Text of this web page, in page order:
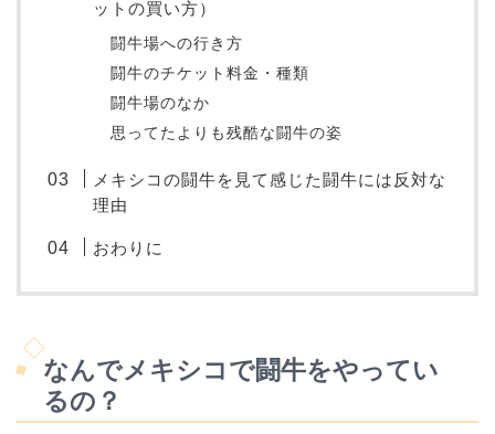
ットの買い方）
闘牛場への行き方
闘牛のチケット料金・種類
闘牛場のなか
思ってたよりも残酷な闘牛の姿
メキシコの闘牛を見て感じた闘牛には反対な
理由
おわりに
なんでメキシコで闘牛をやってい
るの？